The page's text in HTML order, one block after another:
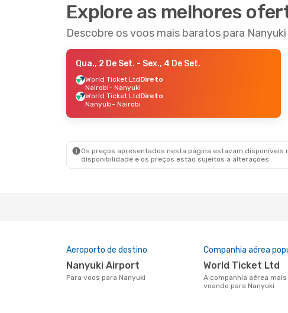
Explore as melhores
Descobre os voos mais baratos para Nanyuki
Qua., 2 De Set. - Sex., 4 De Set.
World Ticket LtdDireto
Nairobi- Nanyuki
World Ticket LtdDireto
Nanyuki- Nairobi
Os preços apresentados nesta página estavam
disponibilidade e os preços estão sujeitos a alterações.
Aeroporto de destino
Nanyuki Airport
Para voos para Nanyuki
Companhia aérea
World Ticket Ltd
A companhia aérea mais popular
voando para Nanyuki